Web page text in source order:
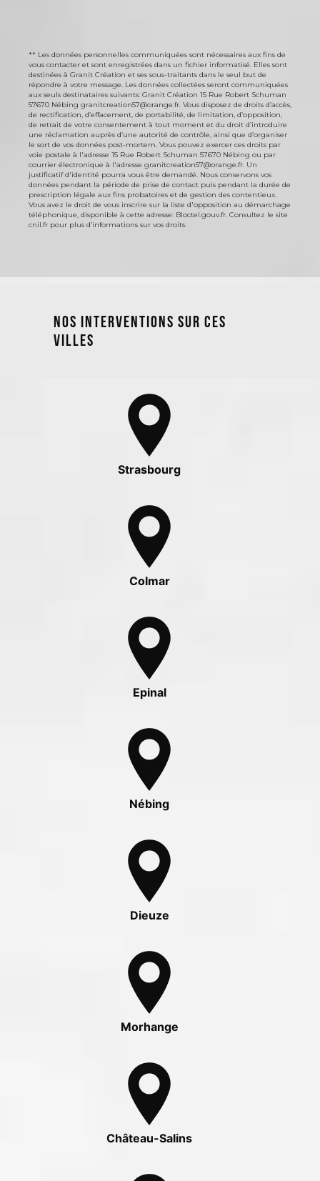
** Les données personnelles communiquées sont nécessaires aux fins de
vous contacter et sont enregistrées dans un fichier informatisé. Elles sont
destinées à Granit Création et ses sous-traitants dans le seul but de
répondre à votre message. Les données collectées seront communiquées
aux seuls destinataires suivants: Granit Création 15 Rue Robert Schuman
57670 Nébing granitcreation57@orange.fr. Vous disposez de droits d’accès,
de rectification, d’effacement, de portabilité, de limitation, d’opposition,
de retrait de votre consentement à tout moment et du droit d’introduire
une réclamation auprès d’une autorité de contrôle, ainsi que d’organiser
le sort de vos données post-mortem. Vous pouvez exercer ces droits par
voie postale à l'adresse 15 Rue Robert Schuman 57670 Nébing ou par
courrier électronique à l'adresse granitcreation57@orange.fr. Un
justificatif d'identité pourra vous être demandé. Nous conservons vos
données pendant la période de prise de contact puis pendant la durée de
prescription légale aux fins probatoires et de gestion des contentieux.
Vous avez le droit de vous inscrire sur la liste d'opposition au démarchage
téléphonique, disponible à cette adresse: Bloctel.gouv.fr. Consultez le site
cnil.fr pour plus d’informations sur vos droits.
Nos interventions sur ces
villes
Strasbourg
Colmar
Epinal
Nébing
Dieuze
Morhange
Château-Salins